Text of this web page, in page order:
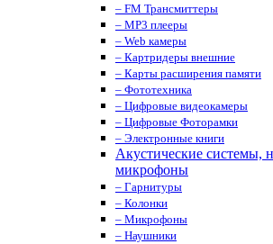
– FM Трансмиттеры
– MP3 плееры
– Web камеры
– Картридеры внешние
– Карты расширения памяти
– Фототехника
– Цифровые видеокамеры
– Цифровые Фоторамки
– Электронные книги
Акустические системы,
микрофоны
– Гарнитуры
– Колонки
– Микрофоны
– Наушники